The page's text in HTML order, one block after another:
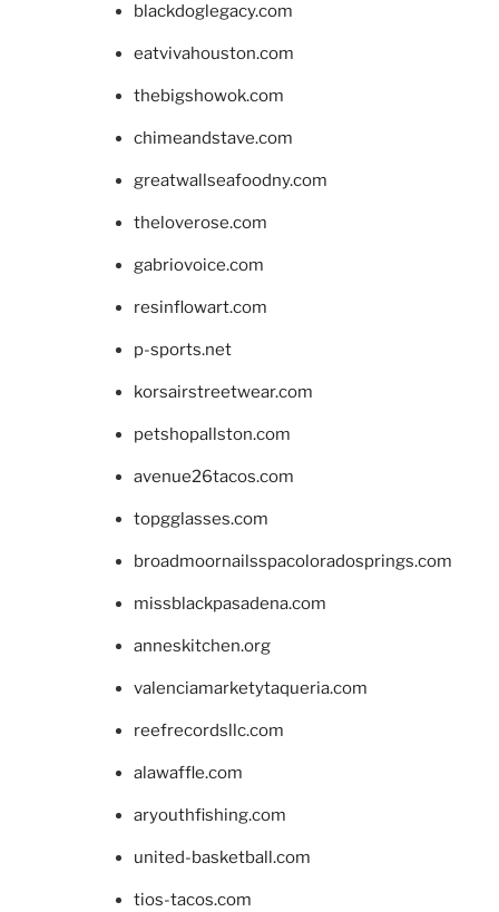
blackdoglegacy.com
eatvivahouston.com
thebigshowok.com
chimeandstave.com
greatwallseafoodny.com
theloverose.com
gabriovoice.com
resinflowart.com
p-sports.net
korsairstreetwear.com
petshopallston.com
avenue26tacos.com
topgglasses.com
broadmoornailsspacoloradosprings.com
missblackpasadena.com
anneskitchen.org
valenciamarketytaqueria.com
reefrecordsllc.com
alawaffle.com
aryouthfishing.com
united-basketball.com
tios-tacos.com